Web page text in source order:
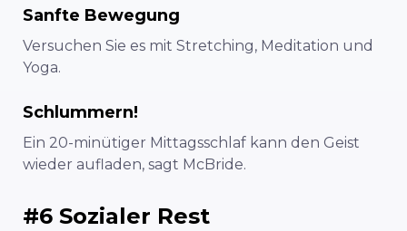
Sanfte Bewegung
Versuchen Sie es mit Stretching, Meditation und
Yoga.
Schlummern!
Ein 20-minütiger Mittagsschlaf kann den Geist
wieder aufladen, sagt McBride.
#6 Sozialer Rest